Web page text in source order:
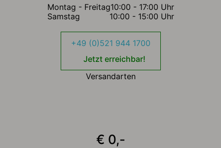
Montag - Freitag10:00 - 17:00 Uhr
Samstag
10:00 - 15:00 Uhr
+49 (0)521 944 1700
Jetzt erreichbar!
Versandarten
€ 0,-